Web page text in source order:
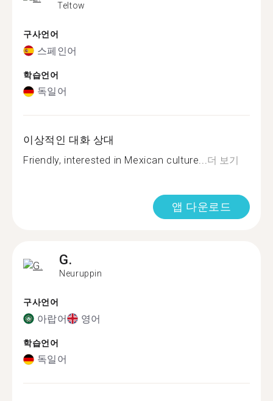
Teltow
구사언어
스페인어
학습언어
독일어
이상적인 대화 상대
Friendly, interested in Mexican culture...더 보기
앱 다운로드
G.
Neuruppin
구사언어
아랍어 영어
학습언어
독일어